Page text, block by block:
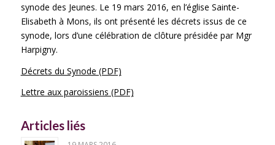
synode des Jeunes. Le 19 mars 2016, en l’église Sainte-
Elisabeth à Mons, ils ont présenté les décrets issus de ce
synode, lors d’une célébration de clôture présidée par Mgr
Harpigny.
Décrets du Synode (PDF)
Lettre aux paroissiens (PDF)
Articles liés